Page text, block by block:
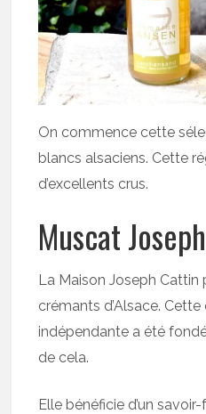
On commence cette
blancs alsaciens. Cette
d’excellents crus.
Muscat
La Maison Joseph Cattin
crémants d’Alsace.
indépendante a été
de cela.
Elle bénéficie d’un